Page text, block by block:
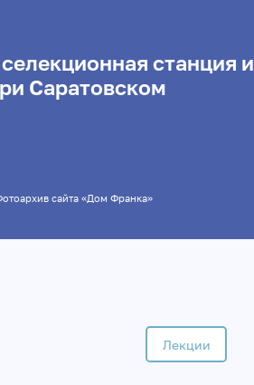
станция и
Саратовском
сайта «Дом Франка»
Лекции